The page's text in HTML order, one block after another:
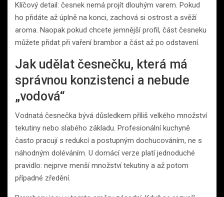
Klíčový detail: česnek nemá projít dlouhým varem. Pokud
ho přidáte až úplně na konci, zachová si ostrost a svěží
aroma. Naopak pokud chcete jemnější profil, část česneku
můžete přidat při vaření brambor a část až po odstavení.
Jak udělat česnečku, která má
správnou konzistenci a nebude
„vodová“
Vodnatá česnečka bývá důsledkem příliš velkého množství
tekutiny nebo slabého základu. Profesionální kuchyně
často pracují s redukcí a postupným dochucováním, ne s
náhodným doléváním. U domácí verze platí jednoduché
pravidlo: nejprve menší množství tekutiny a až potom
případné zředění.